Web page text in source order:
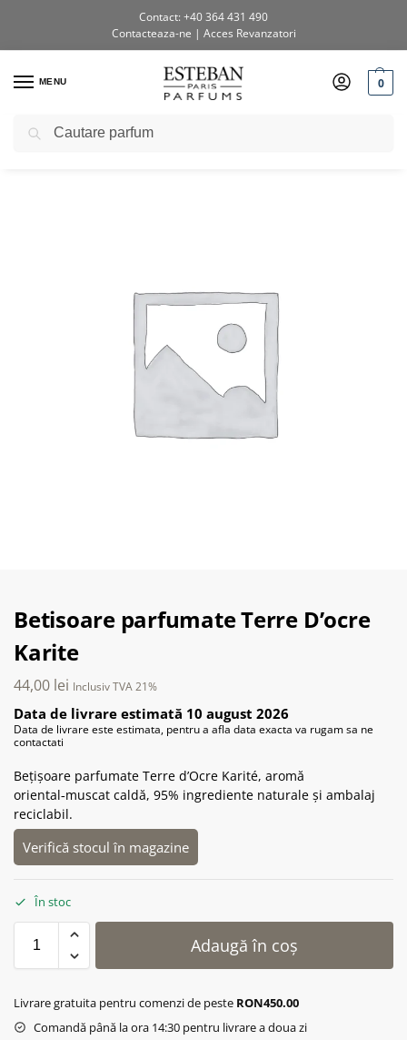
Contact: +40 364 431 490
Contacteaza-ne | Acces Revanzatori
MENU 0
Prima pagină / Shop / Bețișoare parfumate
Betisoare parfumate Terre D’ocre
Karite
44,00 lei Inclusiv TVA 21%
Data de livrare estimată 10 august 2026
Data de livrare este estimata, pentru a afla data exacta va rugam sa ne
contactati
Bețișoare parfumate Terre d’Ocre Karité, aromă
oriental‑muscat caldă, 95% ingrediente naturale și ambalaj
reciclabil.
Verifică stocul în magazine
În stoc
Adaugă în coș
Livrare gratuita pentru comenzi de peste RON450.00
Comandă până la ora 14:30 pentru livrare a doua zi